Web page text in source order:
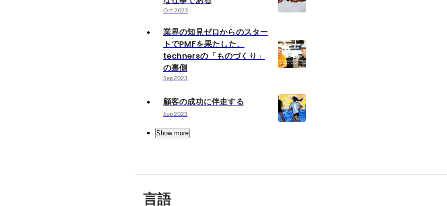
Oct 2023
業界の知見ゼロからのスター
トでPMFを果たした、
technersの「ものづくり」
の裏側
Sep 2023
顧客の成功に伴走する
Sep 2023
Show more
言語